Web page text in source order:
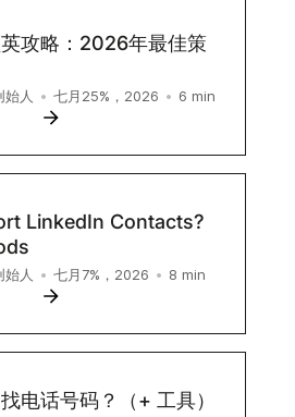
攻略：2026年最佳策
始人 • 七月25%，2026 • 6 min
LinkedIn Contacts?
始人 • 七月7%，2026 • 8 min
电话号码？（+ 工具）